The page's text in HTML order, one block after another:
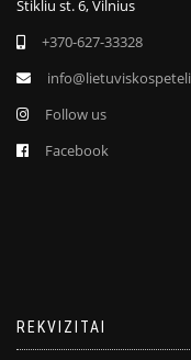
Stikliu st. 6, Vilnius
+370-627-33328
Follow us
Facebook
REKVIZITAI